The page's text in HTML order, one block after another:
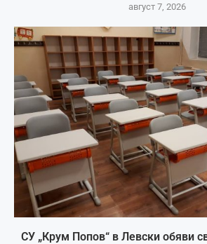
август 7, 2026
СУ „Крум Попов“ в Левски обяви